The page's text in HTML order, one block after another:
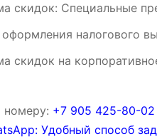
скидок: Специальные
налогового
скидок на
номеру: ‪‪+7 905 425-80-02‬‬
Удобный способ